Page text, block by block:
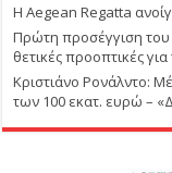
Η Aegean Regatta
Πρώτη προσέγγιση του
θετικές προοπτικές
Κριστιάνο Ρονάλντο:
των 100 εκατ. ευρώ –